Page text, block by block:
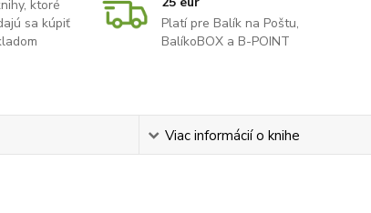
ktoré
sa kúpiť
Platí pre Balík na Poštu,
BalíkoBOX a B-POINT
Viac informácií o knihe